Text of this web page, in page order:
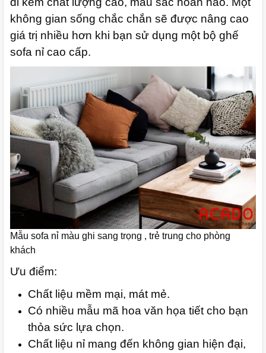
không gian sống chắc chắn sẽ được nâng cao
giá trị nhiều hơn khi bạn sử dụng một bộ ghế
sofa nỉ cao cấp.
Mẫu sofa nỉ màu ghi sang trọng , trẻ trung cho phòng
khách
Ưu điểm:
Chất liệu mềm mại, mát mẻ.
Có nhiều mẫu mã hoa văn họa tiết cho bạn
thỏa sức lựa chọn.
Chất liệu nỉ mang đến không gian hiện đại,